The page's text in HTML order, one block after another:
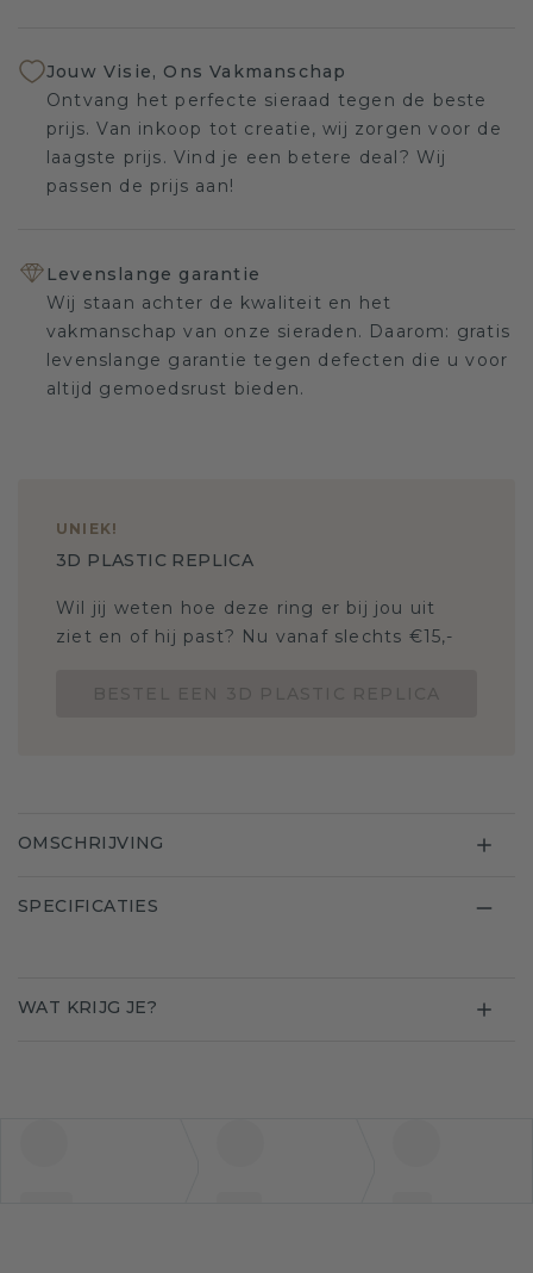
Jouw Visie, Ons Vakmanschap
Ontvang het perfecte sieraad tegen de beste
prijs. Van inkoop tot creatie, wij zorgen voor de
laagste prijs. Vind je een betere deal? Wij
passen de prijs aan!
Levenslange garantie
Wij staan achter de kwaliteit en het
vakmanschap van onze sieraden. Daarom: gratis
levenslange garantie tegen defecten die u voor
altijd gemoedsrust bieden.
UNIEK!
3D PLASTIC REPLICA
Wil jij weten hoe deze ring er bij jou uit
ziet en of hij past? Nu vanaf slechts €15,-
OMSCHRIJVING
SPECIFICATIES
WAT KRIJG JE?